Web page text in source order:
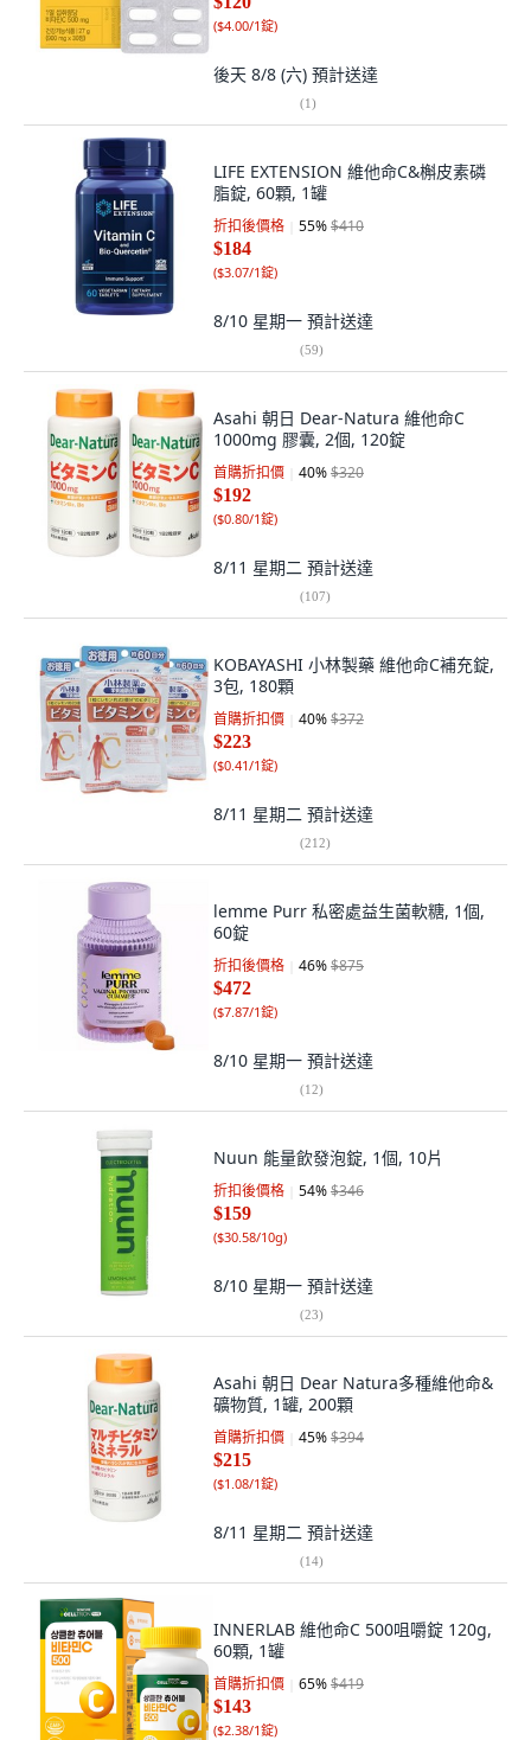
($4.00/1錠)
後天 8/8 (六) 預計送達
(1)
LIFE EXTENSION 維他命C&槲皮素磷
脂錠, 60顆, 1罐
折扣後價格 55%$410
$184
($3.07/1錠)
8/10 星期一 預計送達
(59)
Asahi 朝日 Dear-Natura 維他命C
1000mg 膠囊, 2個, 120錠
首購折扣價 40%$320
$192
($0.80/1錠)
8/11 星期二 預計送達
(107)
KOBAYASHI 小林製藥 維他命C補充錠,
3包, 180顆
首購折扣價 40%$372
$223
($0.41/1錠)
8/11 星期二 預計送達
(212)
lemme Purr 私密處益生菌軟糖, 1個,
60錠
折扣後價格 46%$875
$472
($7.87/1錠)
8/10 星期一 預計送達
(12)
Nuun 能量飲發泡錠, 1個, 10片
折扣後價格 54%$346
$159
($30.58/10g)
8/10 星期一 預計送達
(23)
Asahi 朝日 Dear Natura多種維他命&
礦物質, 1罐, 200顆
首購折扣價 45%$394
$215
($1.08/1錠)
8/11 星期二 預計送達
(14)
INNERLAB 維他命C 500咀嚼錠 120g,
60顆, 1罐
首購折扣價 65%$419
$143
($2.38/1錠)